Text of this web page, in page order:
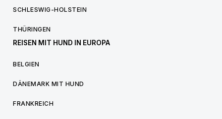
SCHLESWIG-HOLSTEIN
THÜRINGEN
REISEN MIT HUND IN EUROPA
BELGIEN
DÄNEMARK MIT HUND
FRANKREICH